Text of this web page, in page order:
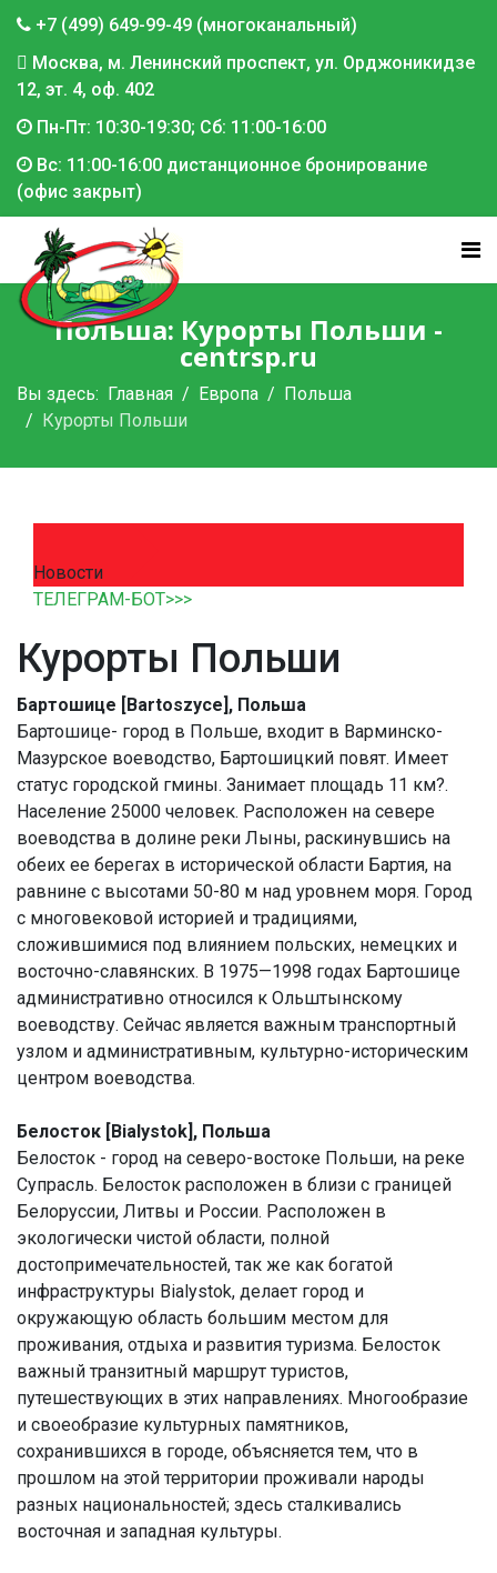
+7 (499) 649-99-49 (многоканальный)
Москва, м. Ленинский проспект, ул. Орджоникидзе
12, эт. 4, оф. 402
Пн-Пт: 10:30-19:30; Сб: 11:00-16:00
Вс: 11:00-16:00 дистанционное бронирование
(офис закрыт)
Польша: Курорты Польши -
centrsp.ru
Вы здесь: Главная Европа
Польша
Курорты Польши
Новости
ТЕЛЕГРАМ-БОТ>>>
Курорты Польши
Бартошице [Bartoszyce], Польша
Бартошице- город в Польше, входит в Варминско-
Мазурское воеводство, Бартошицкий повят. Имеет
статус городской гмины. Занимает площадь 11 км?.
Население 25000 человек. Расположен на севере
воеводства в долине реки Лыны, раскинувшись на
обеих ее берегах в исторической области Бартия, на
равнине с высотами 50-80 м над уровнем моря. Город
с многовековой историей и традициями,
сложившимися под влиянием польских, немецких и
восточно-славянских. В 1975—1998 годах Бартошице
административно относился к Ольштынскому
воеводству. Сейчас является важным транспортный
узлом и административным, культурно-историческим
центром воеводства.
Белосток [Bialystok], Польша
Белосток - город на северо-востоке Польши, на реке
Супрасль. Белосток расположен в близи с границей
Белоруссии, Литвы и России. Расположен в
экологически чистой области, полной
достопримечательностей, так же как богатой
инфраструктуры Bialystok, делает город и
окружающую область большим местом для
проживания, отдыха и развития туризма. Белосток
важный транзитный маршрут туристов,
путешествующих в этих направлениях. Многообразие
и своеобразие культурных памятников,
сохранившихся в городе, объясняется тем, что в
прошлом на этой территории проживали народы
разных национальностей; здесь сталкивались
восточная и западная культуры.